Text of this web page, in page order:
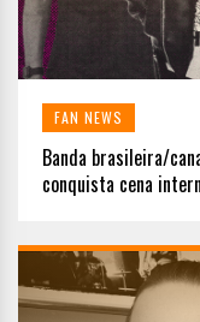
FAN NEWS
Banda brasileira/
conquista cena